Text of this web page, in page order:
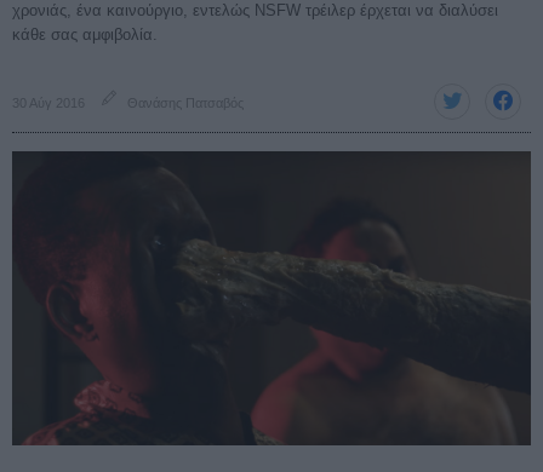
χρονιάς, ένα καινούργιο, εντελώς NSFW τρέιλερ έρχεται να διαλύσει
κάθε σας αμφιβολία.
30 Αύγ 2016 Θανάσης Πατσαβός